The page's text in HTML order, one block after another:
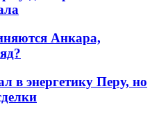
Анкара,
в энергетику Перу, но